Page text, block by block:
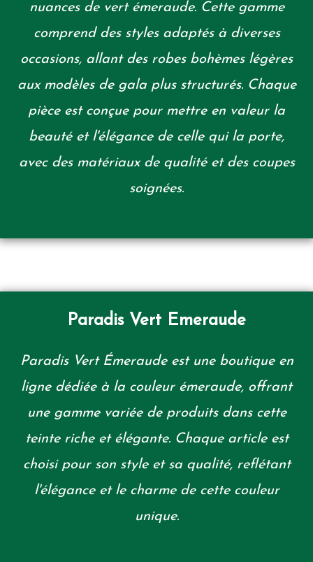
nuances de vert émeraude. Cette gamme
comprend des styles adaptés à diverses
occasions, allant des robes bohèmes légères
aux modèles de gala plus structurés. Chaque
pièce est conçue pour mettre en valeur la
beauté et l'élégance de celle qui la porte,
avec des matériaux de qualité et des coupes
soignées.
Paradis Vert Emeraude
Paradis Vert Émeraude est une boutique en
ligne dédiée à la couleur émeraude, offrant
une gamme variée de produits dans cette
teinte riche et élégante. Chaque article est
choisi pour son style et sa qualité, reflétant
l'élégance et le charme de cette couleur
unique.